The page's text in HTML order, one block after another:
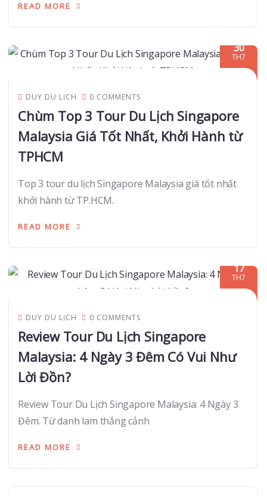
READ MORE
30
TH7
DUY DU LỊCH 0 COMMENTS
Chùm Top 3 Tour Du Lịch Singapore
Malaysia Giá Tốt Nhất, Khởi Hành từ
TPHCM
Top 3 tour du lịch Singapore Malaysia giá tốt nhất
khởi hành từ TP.HCM.
READ MORE
17
TH7
DUY DU LỊCH 0 COMMENTS
Review Tour Du Lịch Singapore
Malaysia: 4 Ngày 3 Đêm Có Vui Như
Lời Đồn?
Review Tour Du Lịch Singapore Malaysia: 4 Ngày 3
Đêm. Từ danh lam thắng cảnh
READ MORE